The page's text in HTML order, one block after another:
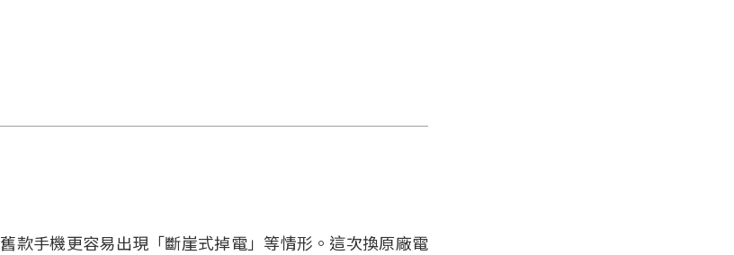
款手機更容易出現「斷崖式掉電」等情形。這次換原廠電